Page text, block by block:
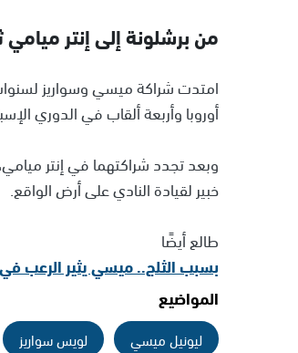
من برشلونة إلى إنتر
أوروبا وأربعة ألقاب في الدوري
وبعد تجدد شراكتهما في إنتر
خبير لقيادة النادي على أرض الواقع.
طالع أيضًا
بسبب الثلج.. ميسي يثير الرعب في
المواضيع
ليونيل ميسي لويس سواريز